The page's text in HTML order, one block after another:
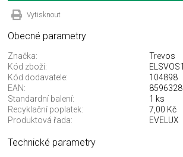
Vytisknout
Obecné parametry
Značka:
Trevos
Kód zboží:
Kód dodavatele:
104898
EAN:
Standardní balení:
1 ks
Recyklační poplatek:
7,00 Kč
Produktová řada:
EVELUX
Technické parametry